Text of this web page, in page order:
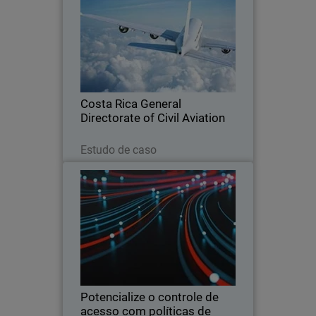
Costa Rica General
Directorate of Civil Aviation
Estudo de caso
Os ataques recentes de cibersegurança
na Costa Rica motivaram o setor da
aviação a fortalecer as medidas de
segurança centradas no usuário.
Thumbnail
Potencialize o controle de
acesso com políticas de
Potencialize o controle de
acesso com políticas de risco e
segurança zero trust
Body
A habilitação de uma estrutura de
riscos zero trust melhora a segurança e
a experiência dos usuários priorizando
a proteção de recursos com base no
risco e no tipo de usuário.